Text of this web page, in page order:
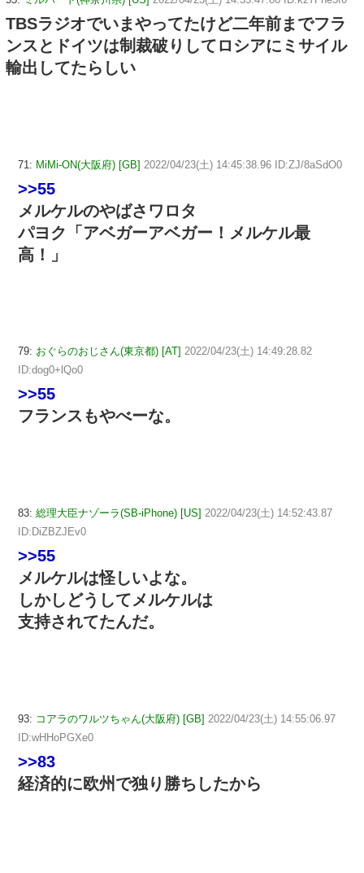
TBSラジオでいまやってたけど二年前までフラ
ンスとドイツは制裁破りしてロシアにミサイル
輸出してたらしい
71: MiMi-ON(大阪府) [GB] 2022/04/23(土) 14:45:38.96 ID:ZJ/8aSdO0
>>55
メルケルのやばさワロタ
パヨク「アベガーアベガー！メルケル最
高！」
79: おぐらのおじさん(東京都) [AT] 2022/04/23(土) 14:49:28.82
ID:dog0+lQo0
>>55
フランスもやべーな。
83: 総理大臣ナゾーラ(SB-iPhone) [US] 2022/04/23(土) 14:52:43.87
ID:DiZBZJEv0
>>55
メルケルは怪しいよな。
しかしどうしてメルケルは
支持されてたんだ。
93: コアラのワルツちゃん(大阪府) [GB] 2022/04/23(土) 14:55:06.97
ID:wHHoPGXe0
>>83
経済的に欧州で独り勝ちしたから